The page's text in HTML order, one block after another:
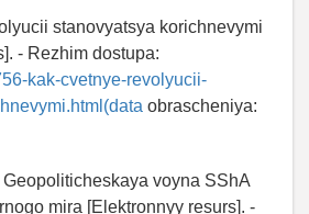
stanovyatsya korichnevymi
- Rezhim dostupa:
kak-cvetnye-revolyucii-
obrascheniya:
voyna SShA
mira [Elektronnyy resurs]. -